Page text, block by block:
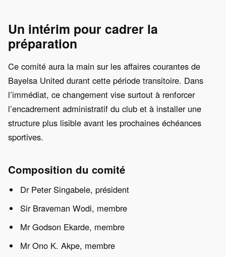
Un intérim pour cadrer la
préparation
Ce comité aura la main sur les affaires courantes de
Bayelsa United durant cette période transitoire. Dans
l’immédiat, ce changement vise surtout à renforcer
l’encadrement administratif du club et à installer une
structure plus lisible avant les prochaines échéances
sportives.
Composition du comité
Dr Peter Singabele, président
Sir Braveman Wodi, membre
Mr Godson Ekarde, membre
Mr Ono K. Akpe, membre